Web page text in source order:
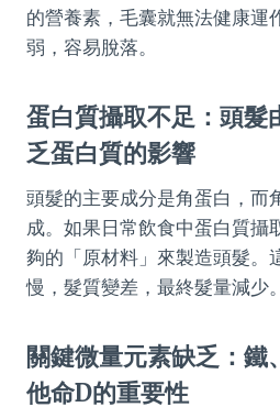
的營養素，毛囊就無法健康運
弱，容易脫落。
蛋白質攝取不足：頭髮
乏蛋白質的影響
頭髮的主要成分是角蛋白，而
成。如果日常飲食中蛋白質攝
夠的「原材料」來製造頭髮。
慢，髮質變差，最終髮量減少。
關鍵微量元素缺乏：鐵
他命D的重要性